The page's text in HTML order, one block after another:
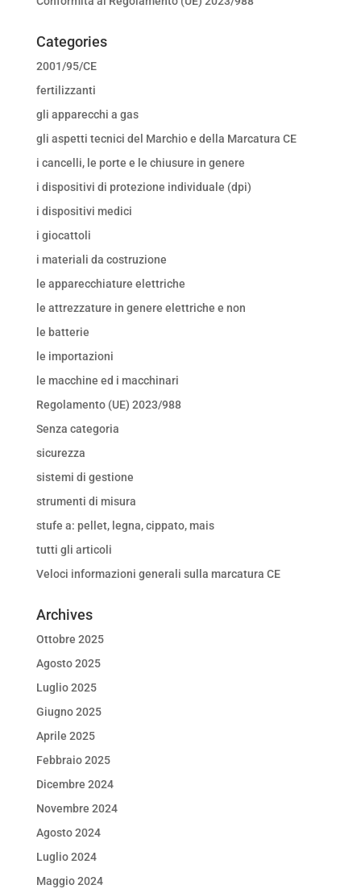
Categories
2001/95/CE
fertilizzanti
gli apparecchi a gas
gli aspetti tecnici del Marchio e della Marcatura CE
i cancelli, le porte e le chiusure in genere
i dispositivi di protezione individuale (dpi)
i dispositivi medici
i giocattoli
i materiali da costruzione
le apparecchiature elettriche
le attrezzature in genere elettriche e non
le batterie
le importazioni
le macchine ed i macchinari
Regolamento (UE) 2023/988
Senza categoria
sicurezza
sistemi di gestione
strumenti di misura
stufe a: pellet, legna, cippato, mais
tutti gli articoli
Veloci informazioni generali sulla marcatura CE
Archives
Ottobre 2025
Agosto 2025
Luglio 2025
Giugno 2025
Aprile 2025
Febbraio 2025
Dicembre 2024
Novembre 2024
Agosto 2024
Luglio 2024
Maggio 2024